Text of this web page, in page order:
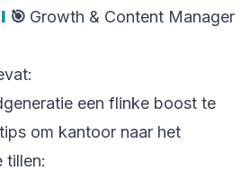
🎯 Growth & Content Manager
een flinke boost te
om kantoor naar het
tillen: